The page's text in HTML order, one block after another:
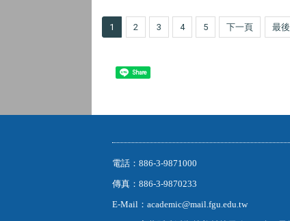
1 2 3 4 5 下一頁 最後
Share
電話：886-3-9871000
傳真：886-3-9870233
E-Mail：academic@mail.fgu.edu.tw